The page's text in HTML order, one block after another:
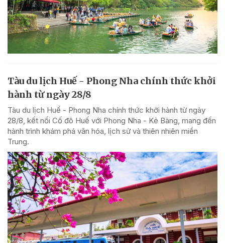
Tàu du lịch Huế - Phong Nha chính thức khởi
hành từ ngày 28/8
Tàu du lịch Huế - Phong Nha chính thức khởi hành từ ngày
28/8, kết nối Cố đô Huế với Phong Nha - Kẻ Bàng, mang đến
hành trình khám phá văn hóa, lịch sử và thiên nhiên miền
Trung.